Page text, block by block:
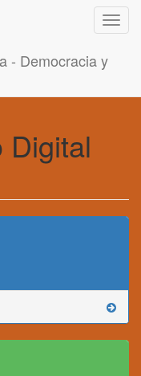
- Democracia y
Digital